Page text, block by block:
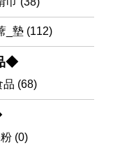
_墊 (112)
◆
品 (68)
(0)